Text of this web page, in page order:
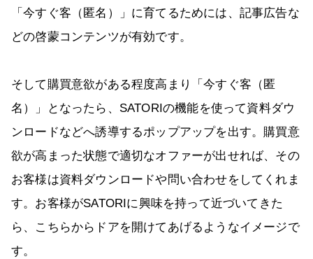
「今すぐ客（匿名）」に育てるためには、記事広告な
どの啓蒙コンテンツが有効です。
そして購買意欲がある程度高まり「今すぐ客（匿
名）」となったら、SATORIの機能を使って資料ダウ
ンロードなどへ誘導するポップアップを出す。購買意
欲が高まった状態で適切なオファーが出せれば、その
お客様は資料ダウンロードや問い合わせをしてくれま
す。お客様がSATORIに興味を持って近づいてきた
ら、こちらからドアを開けてあげるようなイメージで
す。